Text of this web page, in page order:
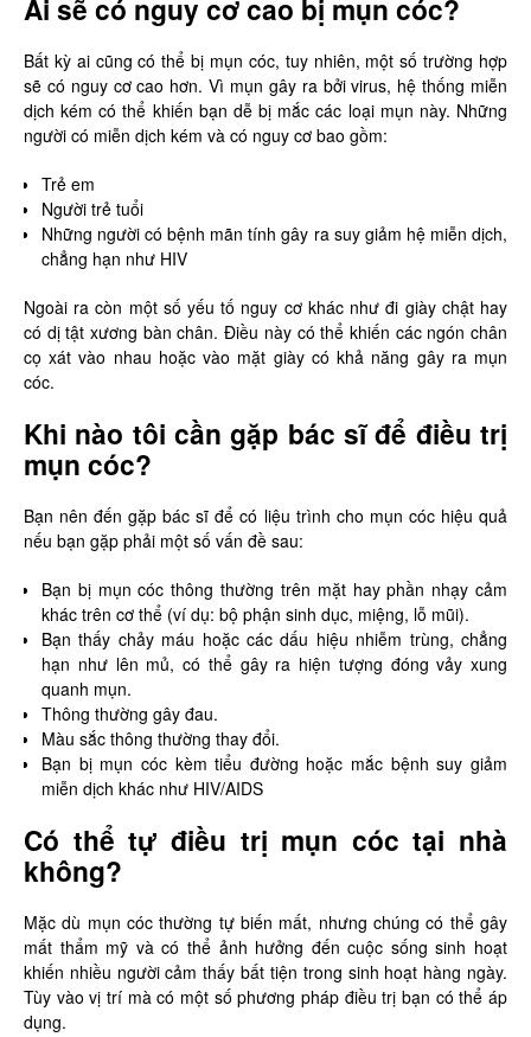
Ai sẽ có nguy cơ cao bị mụn cóc?
Bất kỳ ai cũng có thể bị mụn cóc, tuy nhiên, một số trường hợp
sẽ có nguy cơ cao hơn. Vì mụn gây ra bởi virus, hệ thống miễn
dịch kém có thể khiến bạn dễ bị mắc các loại mụn này. Những
người có miễn dịch kém và có nguy cơ bao gồm:
Trẻ em
Người trẻ tuổi
Những người có bệnh mãn tính gây ra suy giảm hệ miễn dịch,
chẳng hạn như HIV
Ngoài ra còn một số yếu tố nguy cơ khác như đi giày chật hay
có dị tật xương bàn chân. Điều này có thể khiến các ngón chân
cọ xát vào nhau hoặc vào mặt giày có khả năng gây ra mụn
cóc.
Khi nào tôi cần gặp bác sĩ để điều trị
mụn cóc?
Bạn nên đến gặp bác sĩ để có liệu trình cho mụn cóc hiệu quả
nếu bạn gặp phải một số vấn đề sau:
Bạn bị mụn cóc thông thường trên mặt hay phần nhạy cảm
khác trên cơ thể (ví dụ: bộ phận sinh dục, miệng, lỗ mũi).
Bạn thấy chảy máu hoặc các dấu hiệu nhiễm trùng, chẳng
hạn như lên mủ, có thể gây ra hiện tượng đóng vảy xung
quanh mụn.
Thông thường gây đau.
Màu sắc thông thường thay đổi.
Bạn bị mụn cóc kèm tiểu đường hoặc mắc bệnh suy giảm
miễn dịch khác như HIV/AIDS
Có thể tự điều trị mụn cóc tại nhà
không?
Mặc dù mụn cóc thường tự biến mất, nhưng chúng có thể gây
mất thẩm mỹ và có thể ảnh hưởng đến cuộc sống sinh hoạt
khiến nhiều người cảm thấy bất tiện trong sinh hoạt hàng ngày.
Tùy vào vị trí mà có một số phương pháp điều trị bạn có thể áp
dụng.